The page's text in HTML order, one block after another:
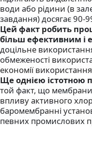
води або рідини (в
завдання) досягає 90-
Цей факт робить
більш ефективним і
доцільне
обмеженості
економії
Ще однією істотною
той факт, що мембрани
впливу активного
баромембранні
певних промислових